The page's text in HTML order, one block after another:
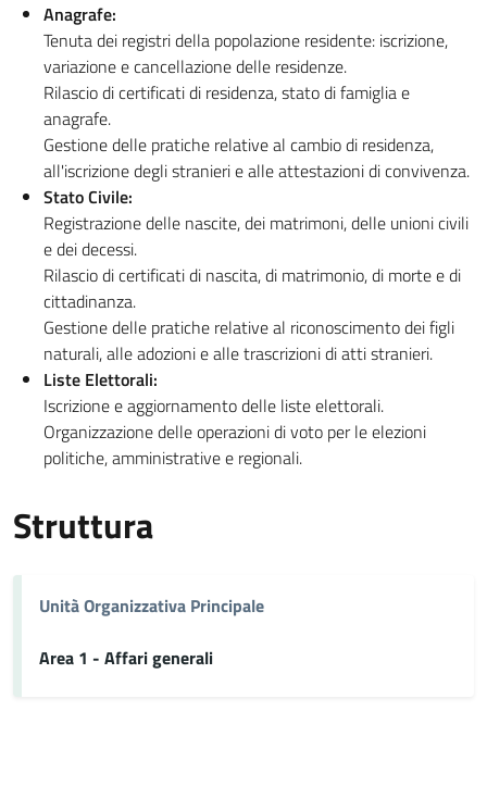
Anagrafe:
Tenuta dei registri della popolazione residente: iscrizione,
variazione e cancellazione delle residenze.
Rilascio di certificati di residenza, stato di famiglia e
anagrafe.
Gestione delle pratiche relative al cambio di residenza,
all'iscrizione degli stranieri e alle attestazioni di convivenza.
Stato Civile:
Registrazione delle nascite, dei matrimoni, delle unioni civili
e dei decessi.
Rilascio di certificati di nascita, di matrimonio, di morte e di
cittadinanza.
Gestione delle pratiche relative al riconoscimento dei figli
naturali, alle adozioni e alle trascrizioni di atti stranieri.
Liste Elettorali:
Iscrizione e aggiornamento delle liste elettorali.
Organizzazione delle operazioni di voto per le elezioni
politiche, amministrative e regionali.
Struttura
Unità Organizzativa Principale
Area 1 - Affari generali